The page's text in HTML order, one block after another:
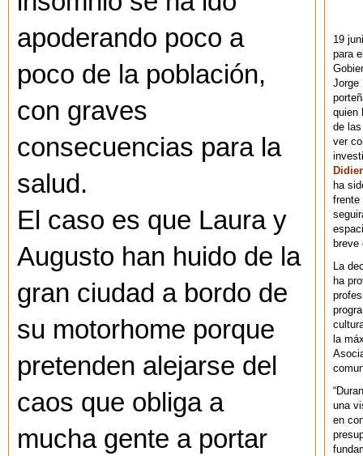
apoderando poco a
poco de la población,
con graves
consecuencias para la
salud.
El caso es que Laura y
Augusto han huido de la
gran ciudad a bordo de
su motorhome porque
pretenden alejarse del
caos que obliga a
mucha gente a portar
19
para
Jorge
quien
de
ver
Didier
ha
frente
breve
La
ha
la
una
en